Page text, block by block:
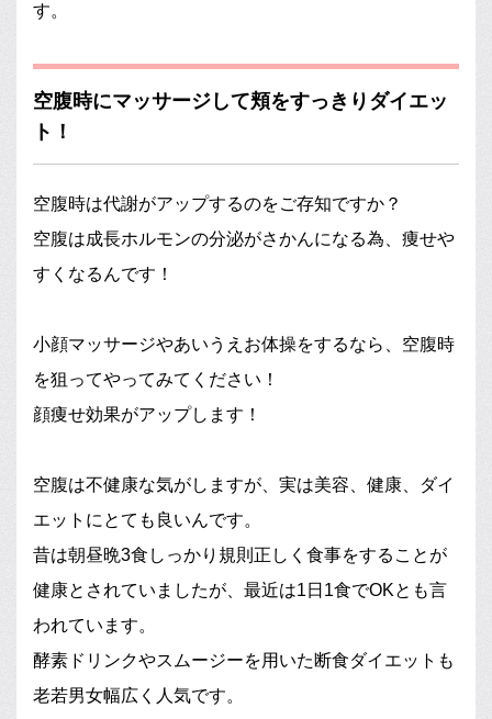
す。
空腹時にマッサージして頬をすっきりダイエッ
ト！
空腹時は代謝がアップするのをご存知ですか？
空腹は成長ホルモンの分泌がさかんになる為、痩せや
すくなるんです！
小顔マッサージやあいうえお体操をするなら、空腹時
を狙ってやってみてください！
顔痩せ効果がアップします！
空腹は不健康な気がしますが、実は美容、健康、ダイ
エットにとても良いんです。
昔は朝昼晩3食しっかり規則正しく食事をすることが
健康とされていましたが、最近は1日1食でOKとも言
われています。
酵素ドリンクやスムージーを用いた断食ダイエットも
老若男女幅広く人気です。